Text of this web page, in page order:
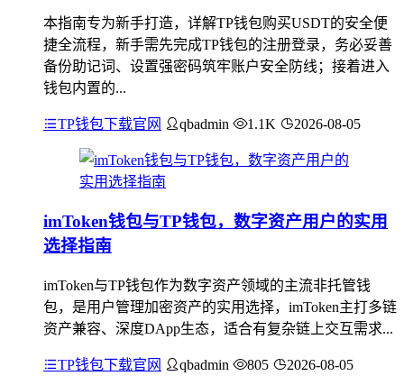
本指南专为新手打造，详解TP钱包购买USDT的安全便
捷全流程，新手需先完成TP钱包的注册登录，务必妥善
备份助记词、设置强密码筑牢账户安全防线；接着进入
钱包内置的...
TP钱包下载官网 qbadmin 1.1K 2026-08-05
imToken钱包与TP钱包，数字资产用户的实用
选择指南
imToken与TP钱包作为数字资产领域的主流非托管钱
包，是用户管理加密资产的实用选择，imToken主打多链
资产兼容、深度DApp生态，适合有复杂链上交互需求...
TP钱包下载官网 qbadmin 805 2026-08-05